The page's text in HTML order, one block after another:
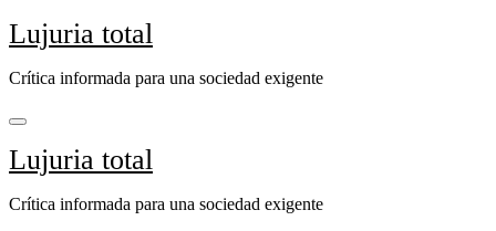
Saltar
al
Lujuria total
Crítica informada para una sociedad exigente
Lujuria total
Crítica informada para una sociedad exigente